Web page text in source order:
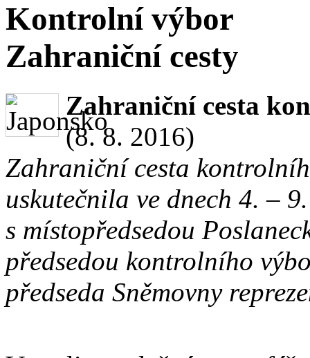
Kontrolní výbor
Zahraniční cesty
Zahraniční cesta
(8. 8. 2016)
Zahraniční cesta
uskutečnila ve dnech 4. –
s místopředsedou
předsedou kontrolního
předseda Sněmovny